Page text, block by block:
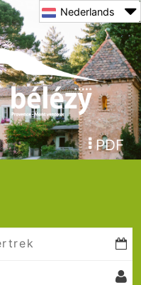
PDF
Nederlands